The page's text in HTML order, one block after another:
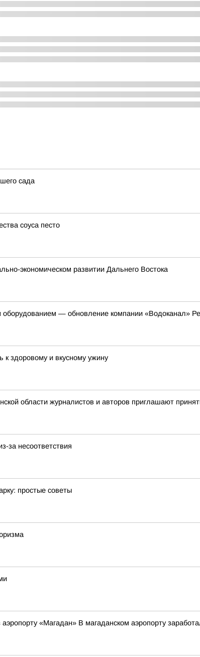
сада
соуса песто
экономическом развитии Дальнего Востока
оборудованием — обновление компании
к здоровому и вкусному ужину
области журналистов и авторов приглашают
за несоответствия
простые советы
«Магадан» В магаданском аэропорту